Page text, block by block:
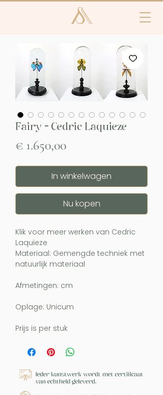
Fairy - Cedric Laquieze
€ 1.650,00Prijs
In winkelwagen
Nu kopen
Klik voor meer werken van Cedric
Laquieze
Materiaal: Gemengde techniek met
natuurlijk materiaal
Afmetingen: cm
Oplage: Unicum
Prijs is per stuk